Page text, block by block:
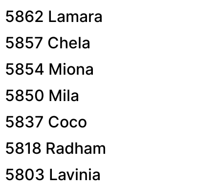
5862 Lamara
5857 Chela
5854 Miona
5850 Mila
5837 Coco
5818 Radham
5803 Lavinia